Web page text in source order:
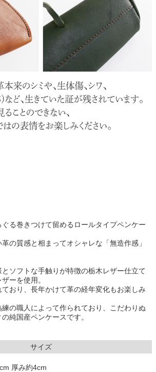
る巻きつけて留めるロールタイプペンケー
の質感と相まってオシャレな「無造作感」
とソフトな手触りが特徴の栃木レザー仕立て
ーを使用。
おり、長年かけて革の経年変化もお楽しみ
の職人によって作られており、こだわりぬ
純国産ペンケースです。
サイズ
厚み約4cm